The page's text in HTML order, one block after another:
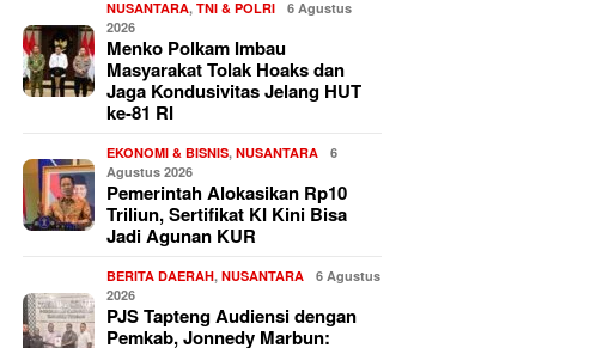
NUSANTARA,TNI & POLRI
6 Agustus
2026
Menko Polkam Imbau
Masyarakat Tolak Hoaks dan
Jaga Kondusivitas Jelang HUT
ke-81 RI
EKONOMI & BISNIS,NUSANTARA
6
Agustus 2026
Pemerintah Alokasikan Rp10
Triliun, Sertifikat KI Kini Bisa
Jadi Agunan KUR
BERITA DAERAH,NUSANTARA
6 Agustus
2026
PJS Tapteng Audiensi dengan
Pemkab, Jonnedy Marbun: